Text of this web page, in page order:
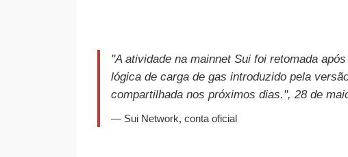
"A atividade na mainnet Sui foi retomada
lógica de carga de gas introduzido pela
compartilhada nos próximos dias.", 28 de
— Sui Network, conta oficial